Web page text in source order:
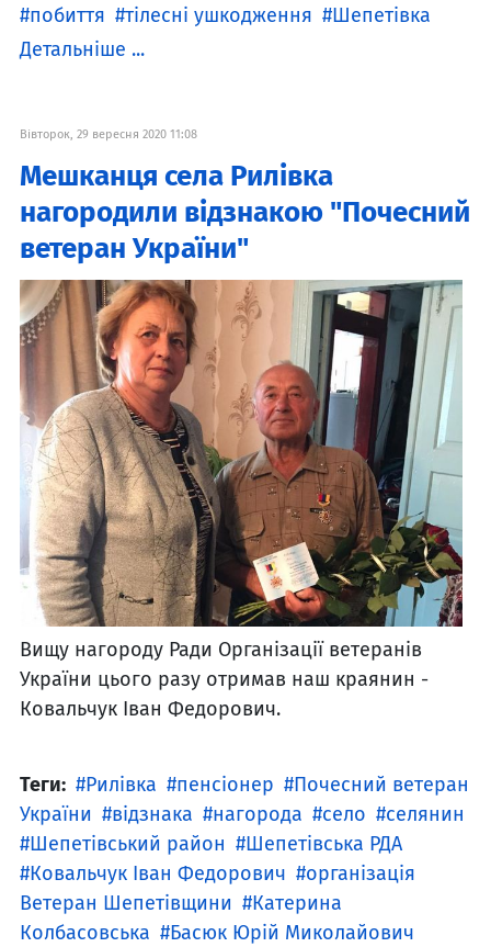
побиття
тілесні ушкодження
Шепетівка
Детальніше ...
Вівторок, 29 вересня 2020 11:08
Мешканця села Рилівка
нагородили відзнакою "Почесний
ветеран України"
Вищу нагороду Ради Організації ветеранів
України цього разу отримав наш краянин -
Ковальчук Іван Федорович.
Теги: Рилівка пенсіонер
Почесний ветеран
України
відзнака нагорода село
селянин
Шепетівський район
Шепетівська РДА
Ковальчук Іван Федорович
організація
Ветеран Шепетівщини
Катерина
Колбасовська
Басюк Юрій Миколайович